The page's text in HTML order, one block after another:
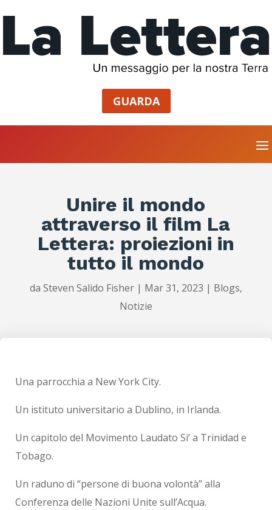
GUARDA
Unire il mondo
attraverso il film La
Lettera: proiezioni in
tutto il mondo
da Steven Salido Fisher| Mar 31, 2023 | Blogs,
Notizie
Una parrocchia a New York City.
Un istituto universitario a Dublino, in Irlanda.
Un capitolo del Movimento Laudato Si’ a Trinidad e
Tobago.
Un raduno di “persone di buona volontà” alla
Conferenza delle Nazioni Unite sull’Acqua.